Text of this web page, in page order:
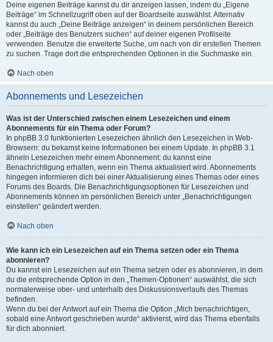
Deine eigenen Beiträge kannst du dir anzeigen lassen, indem du „Eigene
Beiträge“ im Schnellzugriff oben auf der Boardseite auswählst. Alternativ
kannst du auch „Deine Beiträge anzeigen“ in deinem persönlichen Bereich
oder „Beiträge des Benutzers suchen“ auf deiner eigenen Profilseite
verwenden. Benutze die erweiterte Suche, um nach von dir erstellen Themen
zu suchen. Trage dort die entsprechenden Optionen in die Suchmaske ein.
Nach oben
Abonnements und Lesezeichen
Was ist der Unterschied zwischen einem Lesezeichen und einem
Abonnements für ein Thema oder Forum?
In phpBB 3.0 funktionierten Lesezeichen ähnlich den Lesezeichen in Web-
Browsern: du bekamst keine Informationen bei einem Update. In phpBB 3.1
ähneln Lesezeichen mehr einem Abonnement: du kannst eine
Benachrichtigung erhalten, wenn ein Thema aktualisiert wird. Abonnements
hingegen informieren dich bei einer Aktualisierung eines Themas oder eines
Forums des Boards. Die Benachrichtigungsoptionen für Lesezeichen und
Abonnements können im persönlichen Bereich unter „Benachrichtigungen
einstellen“ geändert werden.
Nach oben
Wie kann ich ein Lesezeichen auf ein Thema setzen oder ein Thema
abonnieren?
Du kannst ein Lesezeichen auf ein Thema setzen oder es abonnieren, in dem
du die entsprechende Option in den „Themen-Optionen“ auswählst, die sich
normalerweise ober- und unterhalb des Diskussionsverlaufs des Themas
befinden.
Wenn du bei der Antwort auf ein Thema die Option „Mich benachrichtigen,
sobald eine Antwort geschrieben wurde“ aktivierst, wird das Thema ebenfalls
für dich abonniert.